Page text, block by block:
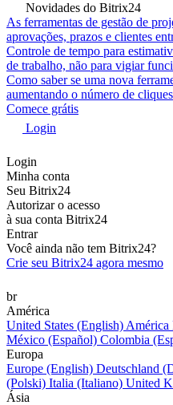
Novidades do Bitrix24
As ferramentas de gestão de
aprovações, prazos e clientes
Controle de tempo para
de trabalho, não para vigiar
Como saber se uma nova
aumentando o número de cliques
Comece grátis
Login
Login
Minha conta
Seu Bitrix24
Autorizar o acesso
à sua conta Bitrix24
Entrar
Você ainda não tem Bitrix24?
Crie seu Bitrix24 agora mesmo
br
América
United States (English) América
México (Español) Colombia
Europa
Europe (English) Deutschland
(Polski) Italia (Italiano) United
Ásia